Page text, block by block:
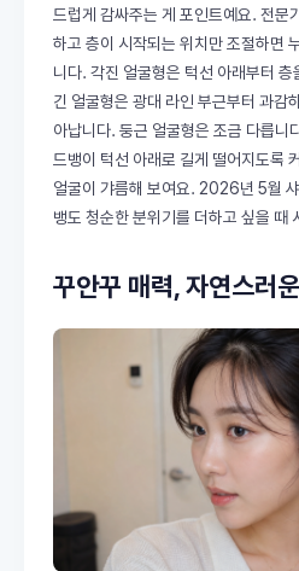
드럽게 감싸주는 게 포인트예요. 전문
하고 층이 시작되는 위치만 조절하면
니다. 각진 얼굴형은 턱선 아래부터
긴 얼굴형은 광대 라인 부근부터 과감
아납니다. 둥근 얼굴형은 조금 다릅니
드뱅이 턱선 아래로 길게 떨어지도록
얼굴이 갸름해 보여요. 2026년 5월
뱅도 청순한 분위기를 더하고 싶을 때
꾸안꾸 매력, 자연스러